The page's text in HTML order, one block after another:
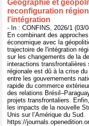
Géographie et
reconfiguration
l'intégration
- In : CONFINS, 2026/1 (03/
En combinant des
économique avec la
trajectoire de l'intégration
sur les changements de la
interactions transfrontalières
régionale est dû à la crise
entre les gouvernements
rapide du commerce
des relations
projets transfrontaliers.
les impacts de la nouvelle
Unis sur l’Amérique du Sud.
https://